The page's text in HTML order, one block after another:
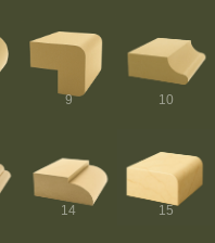
10
9
14 15